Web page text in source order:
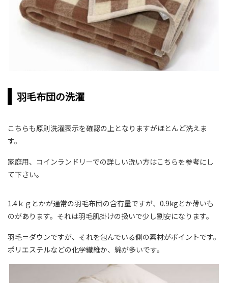
羽毛布団の洗濯
こちらも原則洗濯表示を確認の上となりますがほとんど洗えま
す。
家庭用、コインランドリーでの詳しい洗い方はこちらを参考にし
て下さい。
1.4ｋｇとかが通常の羽毛布団の含有量ですが、0.9kgとか薄いも
のがあります。それは羽毛肌掛けの扱いで少し割安になります。
羽毛＝ダウンですが、それを包んでいる側の素材がポイントです。
ポリエステルなどの化学繊維か、綿が多いです。